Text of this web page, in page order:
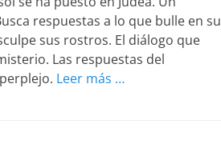
respuestas a lo que bulle en su
sus rostros. El diálogo que
Las respuestas del
Leer más …